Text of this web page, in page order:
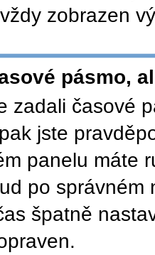
zobrazen
pásmo,
zadali časové
jste
panelu máte
po
špatně